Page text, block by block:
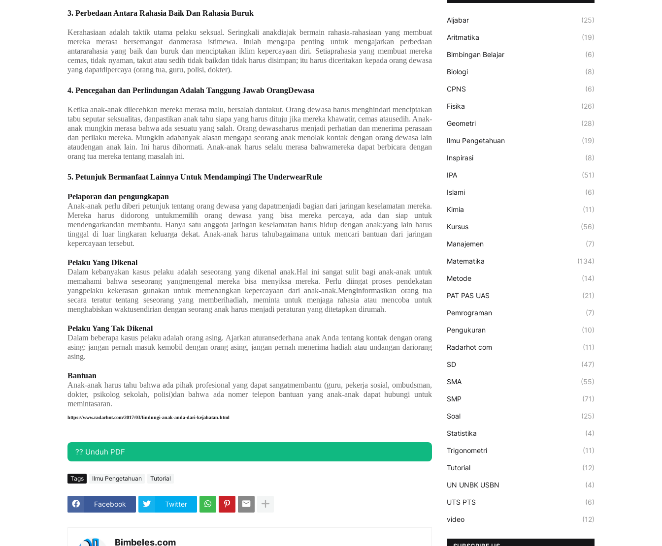
3. Perbedaan Antara Rahasia Baik Dan Rahasia Buruk
Kerahasiaan adalah taktik utama pelaku seksual. Seringkali anakdiajak bermain rahasia-rahasiaan yang membuat
mereka merasa bersemangat danmerasa istimewa. Itulah mengapa penting untuk mengajarkan perbedaan
antararahasia yang baik dan buruk dan menciptakan iklim kepercayaan diri. Setiaprahasia yang membuat mereka
cemas, tidak nyaman, takut atau sedih tidak baikdan tidak harus disimpan; itu harus diceritakan kepada orang dewasa
yang dapatdipercaya (orang tua, guru, polisi, dokter).
4. Pencegahan dan Perlindungan Adalah Tanggung Jawab OrangDewasa
Ketika anak-anak dilecehkan mereka merasa malu, bersalah dantakut. Orang dewasa harus menghindari menciptakan
tabu seputar seksualitas, danpastikan anak tahu siapa yang harus dituju jika mereka khawatir, cemas atausedih. Anak-
anak mungkin merasa bahwa ada sesuatu yang salah. Orang dewasaharus menjadi perhatian dan menerima perasaan
dan perilaku mereka. Mungkin adabanyak alasan mengapa seorang anak menolak kontak dengan orang dewasa lain
ataudengan anak lain. Ini harus dihormati. Anak-anak harus selalu merasa bahwamereka dapat berbicara dengan
orang tua mereka tentang masalah ini.
5. Petunjuk Bermanfaat Lainnya Untuk Mendampingi The UnderwearRule
Pelaporan dan pengungkapan
Anak-anak perlu diberi petunjuk tentang orang dewasa yang dapatmenjadi bagian dari jaringan keselamatan mereka.
Mereka harus didorong untukmemilih orang dewasa yang bisa mereka percaya, ada dan siap untuk
mendengarkandan membantu. Hanya satu anggota jaringan keselamatan harus hidup dengan anak;yang lain harus
tinggal di luar lingkaran keluarga dekat. Anak-anak harus tahubagaimana untuk mencari bantuan dari jaringan
kepercayaan tersebut.
Pelaku Yang Dikenal
Dalam kebanyakan kasus pelaku adalah seseorang yang dikenal anak.Hal ini sangat sulit bagi anak-anak untuk
memahami bahwa seseorang yangmengenal mereka bisa menyiksa mereka. Perlu diingat proses pendekatan
yangpelaku kekerasan gunakan untuk memenangkan kepercayaan dari anak-anak.Menginformasikan orang tua
secara teratur tentang seseorang yang memberihadiah, meminta untuk menjaga rahasia atau mencoba untuk
menghabiskan waktusendirian dengan seorang anak harus menjadi peraturan yang ditetapkan dirumah.
Pelaku Yang Tak Dikenal
Dalam beberapa kasus pelaku adalah orang asing. Ajarkan aturansederhana anak Anda tentang kontak dengan orang
asing: jangan pernah masuk kemobil dengan orang asing, jangan pernah menerima hadiah atau undangan dariorang
asing.
Bantuan
Anak-anak harus tahu bahwa ada pihak profesional yang dapat sangatmembantu (guru, pekerja sosial, ombudsman,
dokter, psikolog sekolah, polisi)dan bahwa ada nomer telepon bantuan yang anak-anak dapat hubungi untuk
memintasaran.
https://www.radarhot.com/2017/03/lindungi-anak-anda-dari-kejahatan.html
?? Unduh PDF
Tags Ilmu Pengetahuan Tutorial
Facebook Twitter
Bimbeles.com
Aljabar (25)
Aritmatika (19)
Bimbingan Belajar (6)
Biologi (8)
CPNS (6)
Fisika (26)
Geometri (28)
Ilmu Pengetahuan (19)
Inspirasi (8)
IPA (51)
Islami (6)
Kimia (11)
Kursus (56)
Manajemen (7)
Matematika (134)
Metode (14)
PAT PAS UAS (21)
Pemrograman (7)
Pengukuran (10)
Radarhot com (11)
SD (47)
SMA (55)
SMP (71)
Soal (25)
Statistika (4)
Trigonometri (11)
Tutorial (12)
UN UNBK USBN (4)
UTS PTS (6)
video (12)